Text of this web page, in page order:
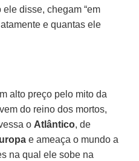
disse, chegam “em
e quantas ele
alto preço pelo mito da
do reino dos mortos,
o Atlântico, de
e ameaça o mundo a
na qual ele sobe na